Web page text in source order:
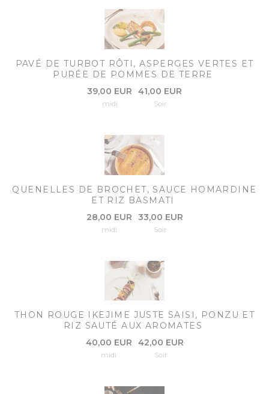
PAVÉ DE TURBOT RÔTI, ASPERGES VERTES ET
PURÉE DE POMMES DE TERRE
39,00 EUR
midi
41,00 EUR
Soir
QUENELLES DE BROCHET, SAUCE HOMARDINE
ET RIZ BASMATI
28,00 EUR
midi
33,00 EUR
Soir
THON ROUGE IKEJIME JUSTE SAISI, PONZU ET
RIZ SAUTÉ AUX AROMATES
40,00 EUR
midi
42,00 EUR
Soir